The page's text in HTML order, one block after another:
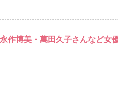
永作博美・萬田久子さんなど女